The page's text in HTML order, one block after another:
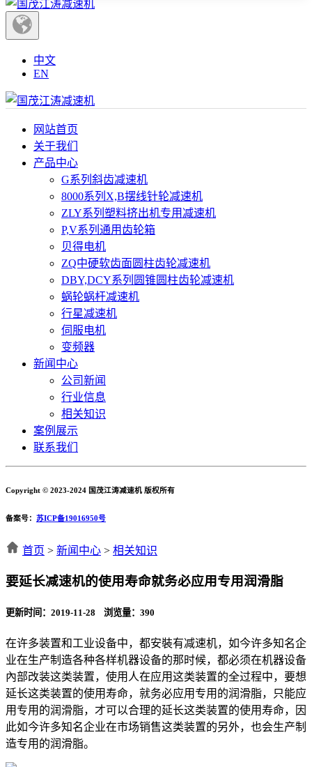
中文
EN
网站首页
关于我们
产品中心
G系列斜齿减速机
8000系列X,B摆线针轮减速机
ZLY系列塑料挤出机专用减速机
P,V系列通用齿轮箱
贝得电机
ZQ中硬软齿面圆柱齿轮减速机
DBY,DCY系列圆锥圆柱齿轮减速机
蜗轮蜗杆减速机
行星减速机
伺服电机
变频器
新闻中心
公司新闻
行业信息
相关知识
案例展示
联系我们
Copyright © 2023-2024 国茂江涛减速机 版权所有
备案号： 苏ICP备19016950号
首页 > 新闻中心 > 相关知识
要延长减速机的使用寿命就务必应用专用润滑脂
更新时间：2019-11-28 浏览量： 390
在许多装置和工业设备中，都安裝有减速机，如今许多知名企
业在生产制造各种各样机器设备的那时候，都必须在机器设备
內部改装这类装置，使用人在应用这类装置的全过程中，要想
延长这类装置的使用寿命，就务必应用专用的润滑脂，只能应
用专用的润滑脂，才可以合理的延长这类装置的使用寿命，因
此如今许多知名企业在市场销售这类装置的另外，也会生产制
造专用的润滑脂。